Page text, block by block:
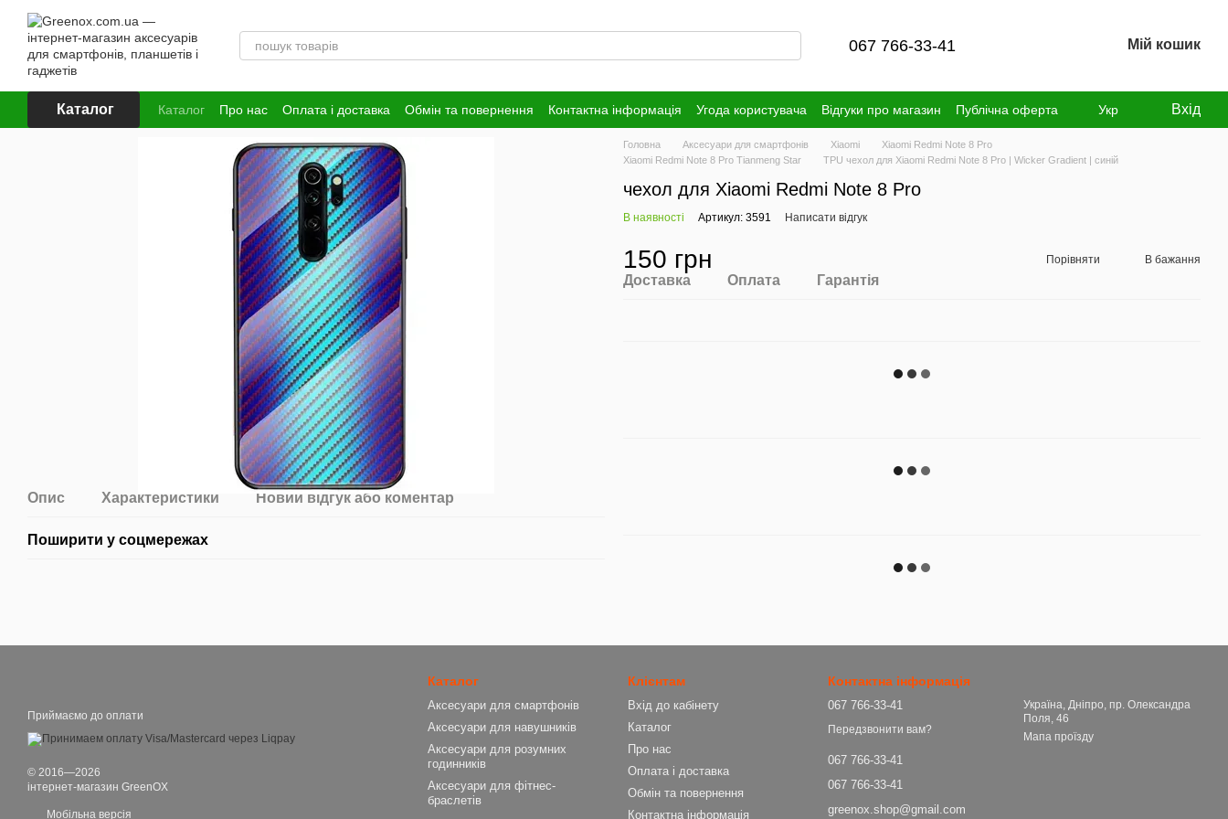
Перейти до основного контенту
067 766-33-41 Мій кошик
Каталог Каталог Про нас Оплата і доставка Обмін та повернення Контактна інформація Угода користувача Відгуки про магазин Публічна оферта Укр Вхід
Опис Характеристики Новий відгук або коментар
Поширити у соцмережах
Головна Аксесуари для смартфонів Xiaomi
Xiaomi Redmi Note 8 Pro
Xiaomi Redmi Note 8 Pro Tianmeng Star
TPU чехол для Xiaomi Redmi Note 8 Pro | Wicker Gradient | синій
чехол для Xiaomi Redmi Note 8 Pro
В наявності Артикул: 3591 Написати відгук
150 грн Порівняти В бажання
Доставка Оплата Гарантія
Приймаємо до оплати
© 2016—2026
інтернет-магазин GreenOX
Мобільна версія
Каталог
Аксесуари для смартфонів
Аксесуари для навушників
Аксесуари для розумних
годинників
Аксесуари для фітнес-
браслетів
Клієнтам
Вхід до кабінету
Каталог
Про нас
Оплата і доставка
Обмін та повернення
Контактна інформація
Контактна інформація
067 766-33-41
Передзвонити вам?
067 766-33-41
067 766-33-41
greenox.shop@gmail.com
Україна, Дніпро, пр. Олександра
Поля, 46
Мапа проїзду